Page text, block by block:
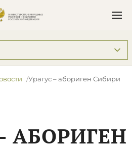
​Урагус – абориген Сибири
АБОРИГЕН